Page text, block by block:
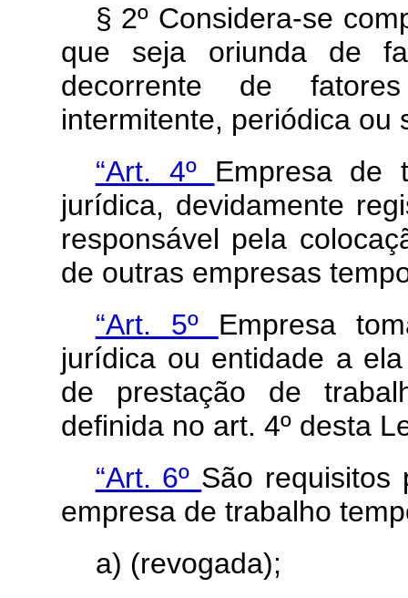
§ 2º Considera-se
que seja oriunda de
decorrente de
intermitente, periódica ou
“Art. 4º Empresa de
jurídica, devidamente
responsável pela
de outras empresas
“Art. 5º Empresa
jurídica ou entidade a
de prestação de
definida no art. 4º desta
“Art. 6º São requisitos
empresa de trabalho
a) (revogada);